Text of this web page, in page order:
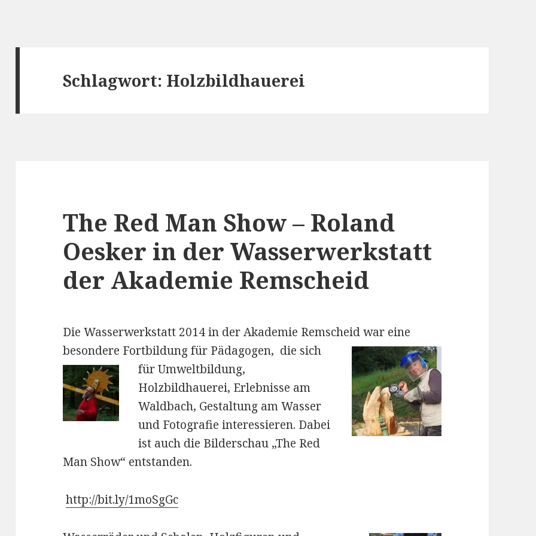
Schlagwort: Holzbildhauerei
The Red Man Show – Roland
Oesker in der Wasserwerkstatt
der Akademie Remscheid
Die Wasserwerkstatt 2014 in der Akademie Remscheid war eine
besondere Fortbildung für Pädagogen, die sich
für Umweltbildung,
Holzbildhauerei, Erlebnisse am
Waldbach, Gestaltung am Wasser
und Fotografie interessieren. Dabei
ist auch die Bilderschau „The Red
Man Show“ entstanden.
http://bit.ly/1moSgGc